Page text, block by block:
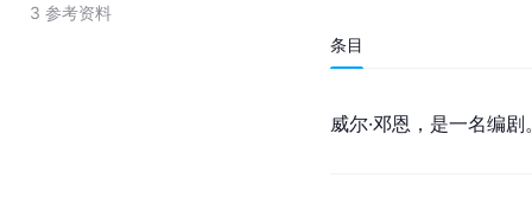
3 参考资料
条目
威尔·邓恩，是一名编剧